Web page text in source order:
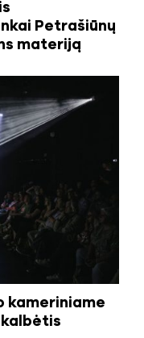
Petrašiūnų
materiją
kameriniame